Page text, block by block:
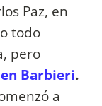
Paz, en
todo
pero
Barbieri.
a